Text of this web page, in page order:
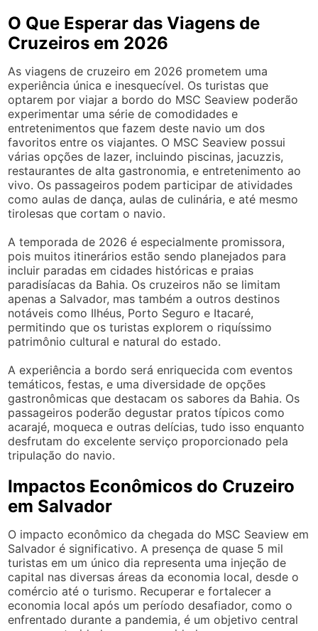
O Que Esperar das Viagens de
Cruzeiros em 2026
As viagens de cruzeiro em 2026 prometem uma
experiência única e inesquecível. Os turistas que
optarem por viajar a bordo do MSC Seaview poderão
experimentar uma série de comodidades e
entretenimentos que fazem deste navio um dos
favoritos entre os viajantes. O MSC Seaview possui
várias opções de lazer, incluindo piscinas, jacuzzis,
restaurantes de alta gastronomia, e entretenimento ao
vivo. Os passageiros podem participar de atividades
como aulas de dança, aulas de culinária, e até mesmo
tirolesas que cortam o navio.
A temporada de 2026 é especialmente promissora,
pois muitos itinerários estão sendo planejados para
incluir paradas em cidades históricas e praias
paradisíacas da Bahia. Os cruzeiros não se limitam
apenas a Salvador, mas também a outros destinos
notáveis como Ilhéus, Porto Seguro e Itacaré,
permitindo que os turistas explorem o riquíssimo
patrimônio cultural e natural do estado.
A experiência a bordo será enriquecida com eventos
temáticos, festas, e uma diversidade de opções
gastronômicas que destacam os sabores da Bahia. Os
passageiros poderão degustar pratos típicos como
acarajé, moqueca e outras delícias, tudo isso enquanto
desfrutam do excelente serviço proporcionado pela
tripulação do navio.
Impactos Econômicos do Cruzeiro
em Salvador
O impacto econômico da chegada do MSC Seaview em
Salvador é significativo. A presença de quase 5 mil
turistas em um único dia representa uma injeção de
capital nas diversas áreas da economia local, desde o
comércio até o turismo. Recuperar e fortalecer a
economia local após um período desafiador, como o
enfrentado durante a pandemia, é um objetivo central